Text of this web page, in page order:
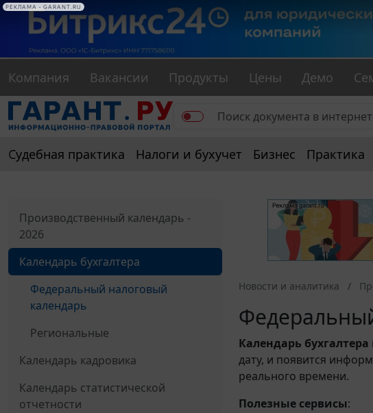
Компания Вакансии Продукты Цены Демо
Судебная практика Налоги и бухучет Бизнес Практика
Производственный календарь -
2026
Календарь бухгалтера
Федеральный налоговый
календарь
Региональные
Календарь кадровика
Календарь статистической
отчетности
Новости и аналитика
Календарь бухгалтера
дату, и появится
реального времени.
Полезные сервисы:
РЕКЛАМА • GARANT.RU